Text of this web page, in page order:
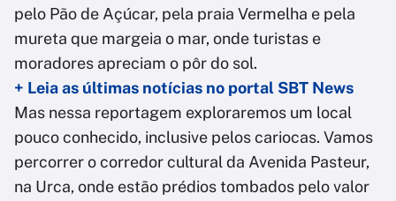
pelo Pão de Açúcar, pela praia Vermelha e pela
mureta que margeia o mar, onde turistas e
moradores apreciam o pôr do sol.
+ Leia as últimas notícias no portal SBT News
Mas nessa reportagem exploraremos um local
pouco conhecido, inclusive pelos cariocas. Vamos
percorrer o corredor cultural da Avenida Pasteur,
na Urca, onde estão prédios tombados pelo valor